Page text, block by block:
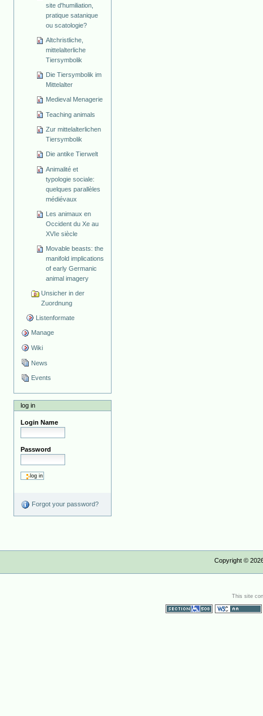
site d'humiliation,
pratique satanique
ou scatologie?
Altchristliche,
mittelalterliche
Tiersymbolik
Die Tiersymbolik im
Mittelalter
Medieval Menagerie
Teaching animals
Zur mittelalterlichen
Tiersymbolik
Die antike Tierwelt
Animalité et
typologie sociale:
quelques parallèles
médiévaux
Les animaux en
Occident du Xe au
XVIe siècle
Movable beasts: the
manifold implications
of early Germanic
animal imagery
Unsicher in der
Zuordnung
Listenformate
Manage
Wiki
News
Events
log in
Login Name
Password
Forgot your password?
Copyright ©
This site